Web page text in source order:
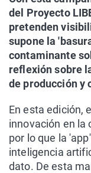
del Proyecto
pretenden
supone la
contaminante
reflexión sobre
de producción y
En esta edición,
innovación en la
por lo que la
inteligencia
dato. De esta